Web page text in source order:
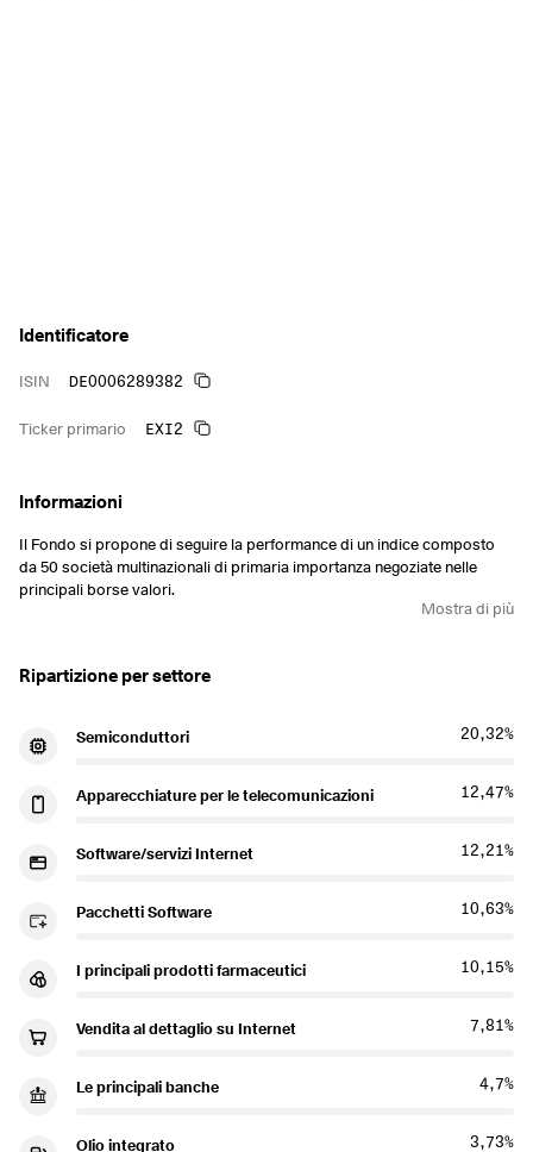
Ripartizione per settore
Semiconduttori 20,32%
Apparecchiature per le telecomunicazioni 12,47%
Software/servizi Internet 12,21%
Pacchetti Software 10,63%
I principali prodotti farmaceutici 10,15%
Vendita al dettaglio su Internet 7,81%
Le principali banche 4,7%
Olio integrato 3,73%
Informazioni
Il Fondo si propone di seguire la performance di un indice composto
da 50 società multinazionali di primaria importanza negoziate nelle
principali borse valori.
Mostra di più
Identificatore
ISIN DE0006289382
Ticker primario EXI2